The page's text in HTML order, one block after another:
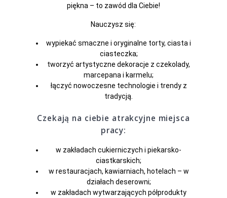
piękna – to zawód dla Ciebie!
Nauczysz się:
wypiekać smaczne i oryginalne torty, ciasta i
ciasteczka;
tworzyć artystyczne dekoracje z czekolady,
marcepana i karmelu;
łączyć nowoczesne technologie i trendy z
tradycją.
Czekają na ciebie atrakcyjne miejsca
pracy:
w zakładach cukierniczych i piekarsko-
ciastkarskich;
w restauracjach, kawiarniach, hotelach – w
działach deserowni;
w zakładach wytwarzających półprodukty